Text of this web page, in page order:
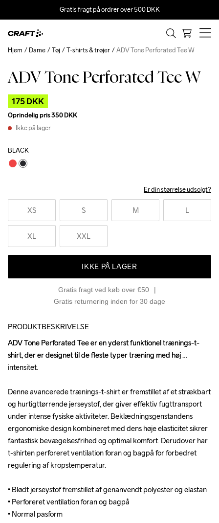
Gratis fragt på ordrer over 500 DKK
ADV Tone Perforated Tee W
175 DKK
Oprindelig pris350 DKK
Ikke på lager
BLACK
Er din størrelse udsolgt?
XS S M L
XL XXL
IKKE PÅ LAGER
Gratis fragt ved køb over €50
Gratis returnering inden for 30 dage
Hjem Dame Tøj T-shirts & trøjer ADV Tone Perforated Tee W
Outlet
PRODUKTBESKRIVELSE
ADV Tone Perforated Tee er en yderst funktionel trænings-t-
shirt, der er designet til de fleste typer træning med høj
intensitet.
Denne avancerede trænings-t-shirt er fremstillet af et strækbart
og hurtigttørrende jerseystof, der giver effektiv fugttransport
under intense fysiske aktiviteter. Beklædningsgenstandens
ergonomiske design kombineret med dens høje elasticitet sikrer
fantastisk bevægelsesfrihed og optimal komfort. Derudover har
t-shirten perforeret ventilation foran og bagpå for forbedret
regulering af kropstemperatur.
• Blødt jerseystof fremstillet af genanvendt polyester og elastan
• Perforeret ventilation foran og bagpå
• Normal pasform
ADV Tone Perforated Tee er en yderst funktionel trænings-t-
shirt, der er designet til de fleste typer træning med høj
intensitet.
Denne avancerede trænings-t-shirt er fremstillet af et strækbart
og hurtigttørrende jerseystof, der giver effektiv fugttransport
under intense fysiske aktiviteter. Beklædningsgenstandens
ergonomiske design kombineret med dens høje elasticitet sikrer
fantastisk bevægelsesfrihed og optimal komfort. Derudover har
t-shirten perforeret ventilation foran og bagpå for forbedret
regulering af kropstemperatur.
• Blødt jerseystof fremstillet af genanvendt polyester og elastan
• Perforeret ventilation foran og bagpå
• Normal pasform